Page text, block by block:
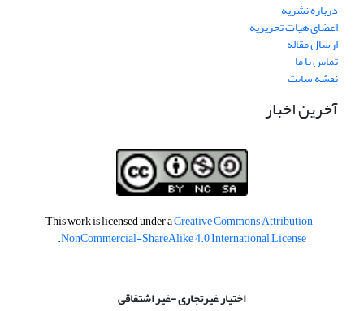
درباره نشریه
اعضای هیات تحریریه
ارسال مقاله
تماس با ما
نقشه سایت
آخرین اخبار
This work is licensed under aCreative Commons Attribution-
NonCommercial-ShareAlike 4.0 International License
.
اختیار غیرتجاری -غیر اشتقاقی